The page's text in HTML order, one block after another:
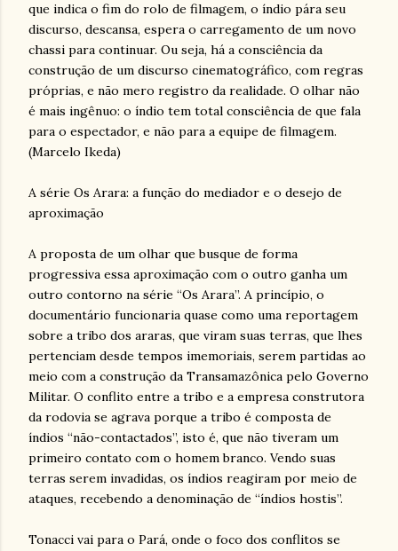
que indica o fim do rolo de filmagem, o índio pára seu
discurso, descansa, espera o carregamento de um novo
chassi para continuar. Ou seja, há a consciência da
construção de um discurso cinematográfico, com regras
próprias, e não mero registro da realidade. O olhar não
é mais ingênuo: o índio tem total consciência de que fala
para o espectador, e não para a equipe de filmagem.
(Marcelo Ikeda)
A série Os Arara: a função do mediador e o desejo de
aproximação
A proposta de um olhar que busque de forma
progressiva essa aproximação com o outro ganha um
outro contorno na série “Os Arara”. A princípio, o
documentário funcionaria quase como uma reportagem
sobre a tribo dos araras, que viram suas terras, que lhes
pertenciam desde tempos imemoriais, serem partidas ao
meio com a construção da Transamazônica pelo Governo
Militar. O conflito entre a tribo e a empresa construtora
da rodovia se agrava porque a tribo é composta de
índios “não-contactados”, isto é, que não tiveram um
primeiro contato com o homem branco. Vendo suas
terras serem invadidas, os índios reagiram por meio de
ataques, recebendo a denominação de “índios hostis”.
Tonacci vai para o Pará, onde o foco dos conflitos se